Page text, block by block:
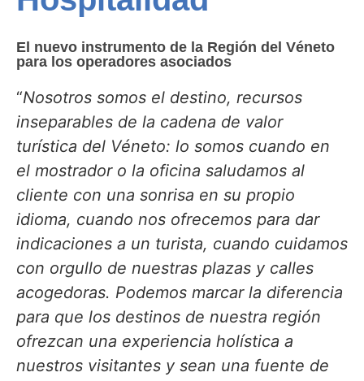
El nuevo instrumento de la Región del Véneto
para los operadores asociados
“Nosotros somos el destino, recursos
inseparables de la cadena de valor
turística del Véneto: lo somos cuando en
el mostrador o la oficina saludamos al
cliente con una sonrisa en su propio
idioma, cuando nos ofrecemos para dar
indicaciones a un turista, cuando cuidamos
con orgullo de nuestras plazas y calles
acogedoras. Podemos marcar la diferencia
para que los destinos de nuestra región
ofrezcan una experiencia holística a
nuestros visitantes y sean una fuente de